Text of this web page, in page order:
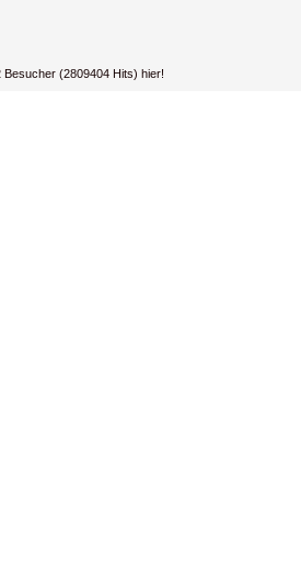
(2809404 Hits) hier!